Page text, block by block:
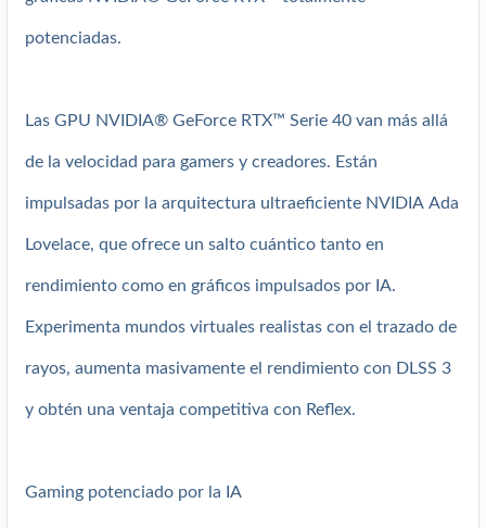
potenciadas.
Las GPU NVIDIA® GeForce RTX™ Serie 40 van más allá
de la velocidad para gamers y creadores. Están
impulsadas por la arquitectura ultraeficiente NVIDIA Ada
Lovelace, que ofrece un salto cuántico tanto en
rendimiento como en gráficos impulsados por IA.
Experimenta mundos virtuales realistas con el trazado de
rayos, aumenta masivamente el rendimiento con DLSS 3
y obtén una ventaja competitiva con Reflex.
Gaming potenciado por la IA